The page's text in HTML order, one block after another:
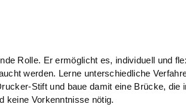
Rolle. Er ermöglicht es, individuell und
werden. Lerne unterschiedliche
Stift und baue damit eine Brücke, die
keine Vorkenntnisse nötig.